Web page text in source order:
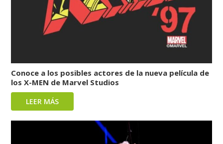
Conoce a los posibles actores de la nueva película de
los X-MEN de Marvel Studios
LEER MÁS